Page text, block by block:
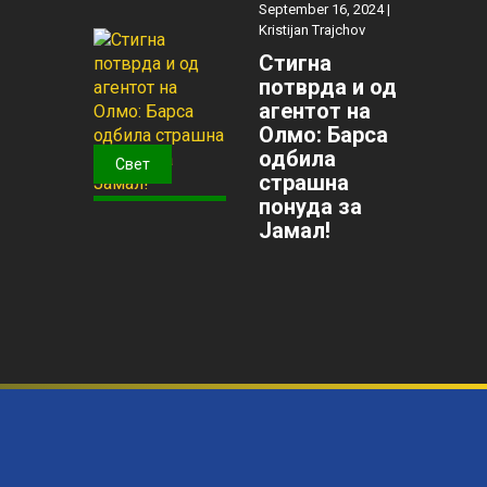
Свет
September 16, 2024 |
Kristijan Trajchov
Стигна
потврда и од
агентот на
Олмо: Барса
одбила
страшна
понуда за
Јамал!